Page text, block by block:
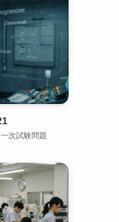
次試験問題